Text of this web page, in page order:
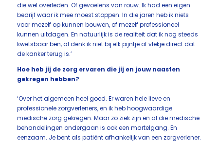
die wel overleden. Of gevoelens van rouw. Ik had een eigen
bedrijf waar ik mee moest stoppen. In die jaren heb ik niets
voor mezelf op kunnen bouwen, of mezelf professioneel
kunnen uitdagen. En natuurlijk is de realiteit dat ik nog steeds
kwetsbaar ben, al denk ik niet bij elk pijntje of vlekje direct dat
de kanker terug is.’
Hoe heb jij de zorg ervaren die jij en jouw naasten
gekregen hebben?
‘Over het algemeen heel goed. Er waren hele lieve en
professionele zorgverleners, en ik heb hoogwaardige
medische zorg gekregen. Maar zo ziek zijn en al die medische
behandelingen ondergaan is ook een martelgang. En
eenzaam. Je bent als patiënt afhankelijk van een zorgverlener.